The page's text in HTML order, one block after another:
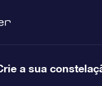
a sua